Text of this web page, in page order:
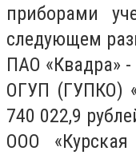
приборами
следующем
ПАО «Квадра» -
ОГУП (ГУПКО)
740 022,9
ООО